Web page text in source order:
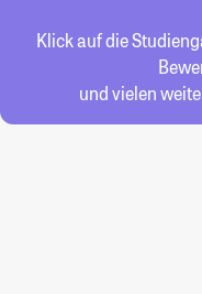
Klick auf die
und vielen